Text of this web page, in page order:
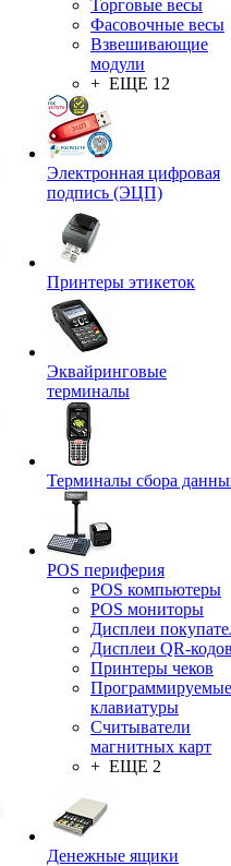
Торговые весы
Фасовочные весы
Взвешивающие
модули
+ ЕЩЕ 12
Электронная цифровая
подпись (ЭЦП)
Принтеры этикеток
Эквайринговые
терминалы
Терминалы сбора
POS периферия
POS компьютеры
POS мониторы
Дисплеи
Дисплеи QR-
Принтеры чеков
Программируемые
клавиатуры
Считыватели
магнитных карт
+ ЕЩЕ 2
Денежные ящики